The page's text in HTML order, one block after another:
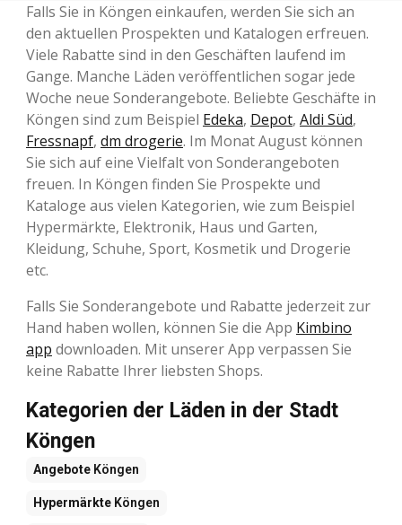
Falls Sie in Köngen einkaufen, werden Sie sich an
den aktuellen Prospekten und Katalogen erfreuen.
Viele Rabatte sind in den Geschäften laufend im
Gange. Manche Läden veröffentlichen sogar jede
Woche neue Sonderangebote. Beliebte Geschäfte in
Köngen sind zum Beispiel Edeka, Depot, Aldi Süd,
Fressnapf, dm drogerie. Im Monat August können
Sie sich auf eine Vielfalt von Sonderangeboten
freuen. In Köngen finden Sie Prospekte und
Kataloge aus vielen Kategorien, wie zum Beispiel
Hypermärkte, Elektronik, Haus und Garten,
Kleidung, Schuhe, Sport, Kosmetik und Drogerie
etc.
Falls Sie Sonderangebote und Rabatte jederzeit zur
Hand haben wollen, können Sie die App Kimbino
app downloaden. Mit unserer App verpassen Sie
keine Rabatte Ihrer liebsten Shops.
Kategorien der Läden in der Stadt
Köngen
Angebote Köngen
Hypermärkte Köngen